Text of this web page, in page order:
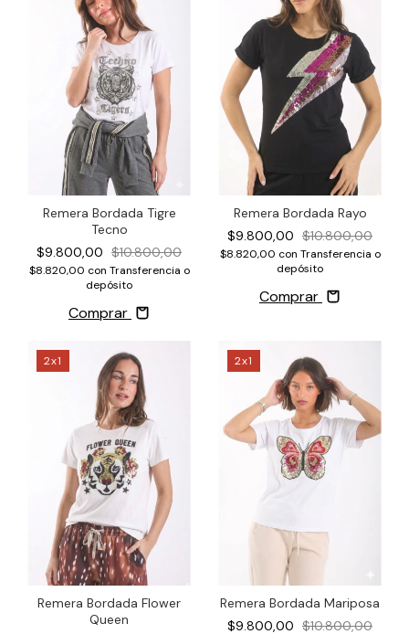
Remera Bordada Tigre
Tecno
$9.800,00 $10.800,00
$8.820,00 con Transferencia o
depósito
Comprar
Remera Bordada Rayo
$9.800,00 $10.800,00
$8.820,00 con Transferencia o
depósito
Comprar
2x1
Remera Bordada Flower
Queen
2x1
Remera Bordada Mariposa
$9.800,00 $10.800,00